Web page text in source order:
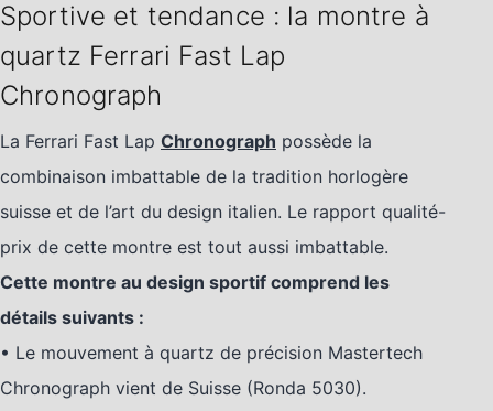
Sportive et tendance : la montre à
quartz Ferrari Fast Lap
Chronograph
La Ferrari Fast Lap Chronograph possède la
combinaison imbattable de la tradition horlogère
suisse et de l’art du design italien. Le rapport qualité-
prix de cette montre est tout aussi imbattable.
Cette montre au design sportif comprend les
détails suivants :
• Le mouvement à quartz de précision Mastertech
Chronograph vient de Suisse (Ronda 5030).